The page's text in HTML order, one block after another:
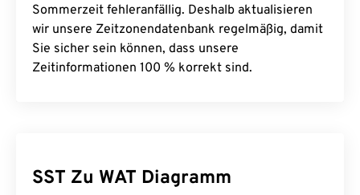
Sommerzeit fehleranfällig. Deshalb aktualisieren
wir unsere Zeitzonendatenbank regelmäßig, damit
Sie sicher sein können, dass unsere
Zeitinformationen 100 % korrekt sind.
SST Zu WAT Diagramm